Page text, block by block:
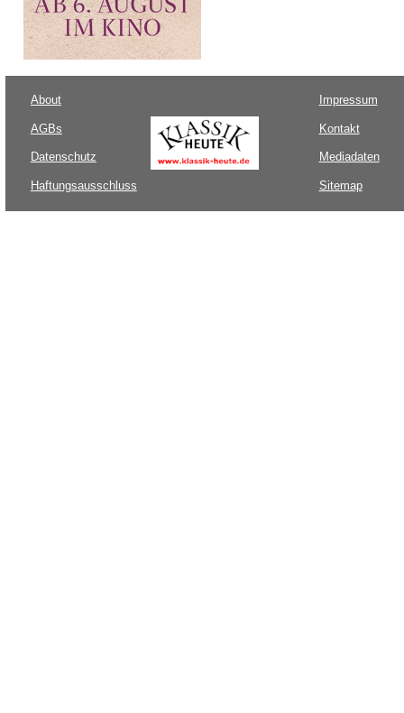
About
AGBs
Datenschutz
Haftungsausschluss
Impressum
Kontakt
Mediadaten
Sitemap